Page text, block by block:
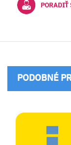
PORADIŤ
PODOBNÉ